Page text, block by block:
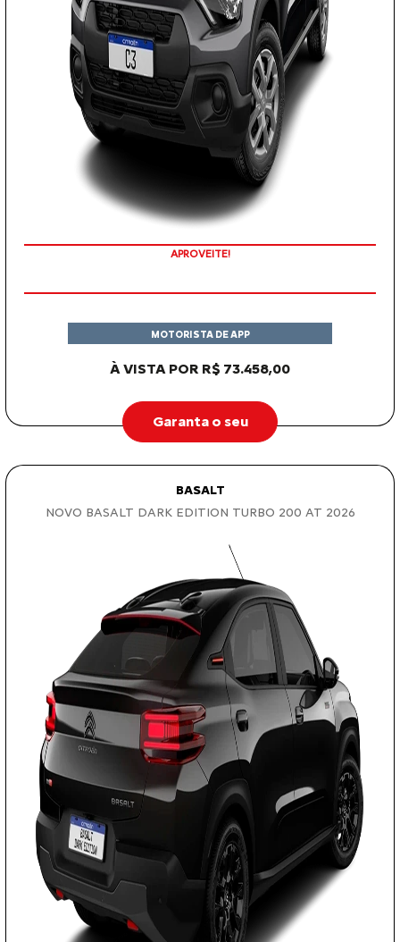
APROVEITE!
À VISTA POR R$ 73.458,00
MOTORISTA DE APP
Garanta o seu
BASALT
NOVO BASALT DARK EDITION TURBO 200 AT 2026